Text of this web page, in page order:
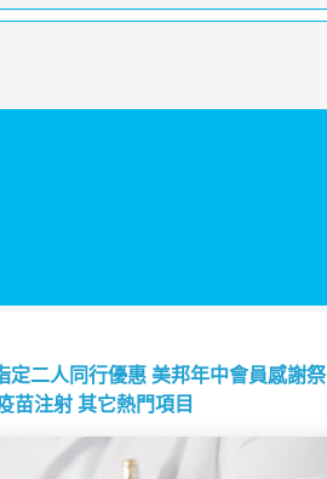
定二人同行優惠 美邦年中會員感謝祭
苗注射 其它熱門項目